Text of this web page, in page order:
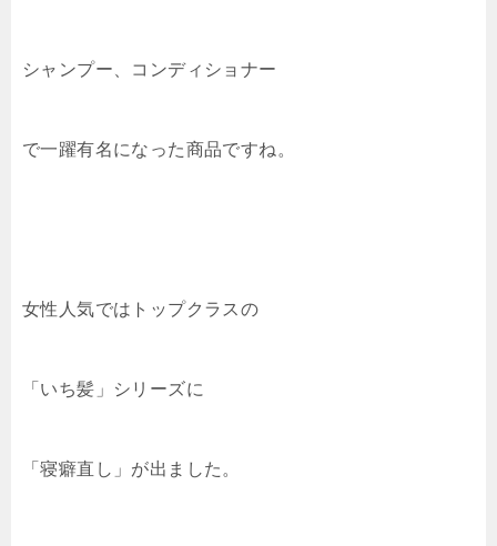
シャンプー、コンディショナー
で一躍有名になった商品ですね。
女性人気ではトップクラスの
「いち髪」シリーズに
「寝癖直し」が出ました。